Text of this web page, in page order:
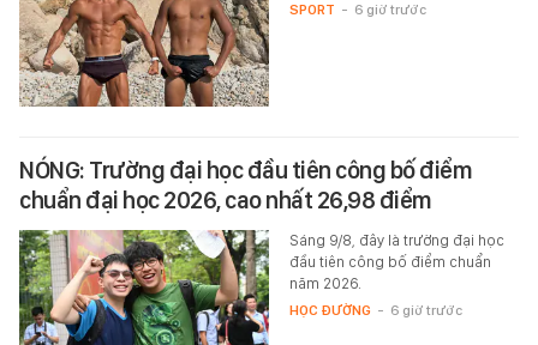
SPORT - 6 giờ trước
NÓNG: Trường đại học đầu tiên công bố điểm
chuẩn đại học 2026, cao nhất 26,98 điểm
Sáng 9/8, đây là trường đại học
đầu tiên công bố điểm chuẩn
năm 2026.
HỌC ĐƯỜNG - 6 giờ trước